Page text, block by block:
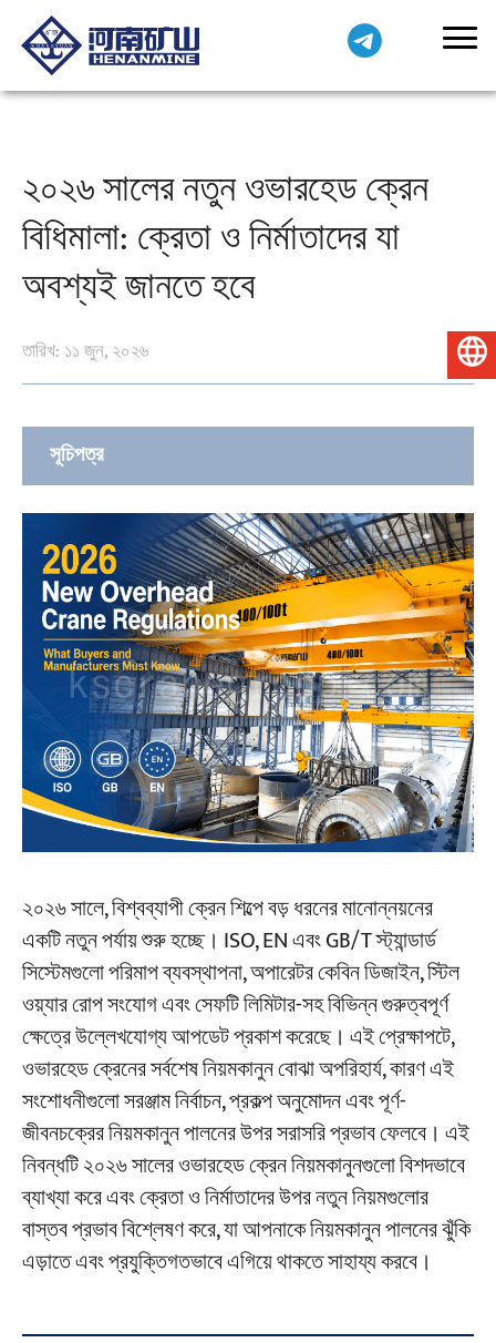
অ্যাপ্লিকেশন
আমাদের সম্পর্কে
যোগাযোগ করুন
২০২৬ সালের নতুন ওভারহেড ক্রেন
বিধিমালা: ক্রেতা ও নির্মাতাদের যা
অবশ্যই জানতে হবে
তারিখ: ১১ জুন, ২০২৬
সূচিপত্র
আইএসও ১০০১২:২০২৬ — গুণমান ব্যবস্থাপনা — পরিমাপ
ব্যবস্থাপনা সিস্টেমের জন্য আবশ্যকীয় শর্তাবলী
II. চীনা জাতীয় মান (GB/T)
জিবি/টি ২০৩০৩.৪—২০২৫ — ক্রেন — অপারেটর ক্যাব
এবং কন্ট্রোল স্টেশন
জিবি/টি ৫৯৭৩-২০২৬ — ক্রেনের জন্য তারের দড়ির প্রান্ত
সংযোগ
জিবি/টি ২৪৮১০.১-২০২৬ — ক্রেন — লিমিটার এবং
ইন্ডিকেটর
III. ইউরোপীয় মান (EN)
EN 13001-3-5:2025 — ক্রেন — সাধারণ নকশা —
ফোরজড এবং কাস্ট স্টিলের হুকের সীমাবদ্ধ অবস্থা এবং
উপযুক্ততার প্রমাণ
নতুন মানদণ্ডের সম্মুখীন হয়ে, একজন নির্ভরযোগ্য কমপ্লায়েন্স
পার্টনার বেছে নিন।
আপনার ক্রেন উৎপাদন অংশীদার হিসেবে কুয়াংশানক্রেনকে
কেন বেছে নেবেন?
নিজস্ব কারখানা, বিশ্বনেতা
বাস্তব প্রকল্পের অভিজ্ঞতা
২০২৬ সালে, বিশ্বব্যাপী ক্রেন শিল্পে বড় ধরনের মানোন্নয়নের
একটি নতুন পর্যায় শুরু হচ্ছে। ISO, EN এবং GB/T স্ট্যান্ডার্ড
সিস্টেমগুলো পরিমাপ ব্যবস্থাপনা, অপারেটর কেবিন ডিজাইন, স্টিল
ওয়্যার রোপ সংযোগ এবং সেফটি লিমিটার-সহ বিভিন্ন গুরুত্বপূর্ণ
ক্ষেত্রে উল্লেখযোগ্য আপডেট প্রকাশ করেছে। এই প্রেক্ষাপটে,
ওভারহেড ক্রেনের সর্বশেষ নিয়মকানুন বোঝা অপরিহার্য, কারণ এই
সংশোধনীগুলো সরঞ্জাম নির্বাচন, প্রকল্প অনুমোদন এবং পূর্ণ-
জীবনচক্রের নিয়মকানুন পালনের উপর সরাসরি প্রভাব ফেলবে। এই
নিবন্ধটি ২০২৬ সালের ওভারহেড ক্রেন নিয়মকানুনগুলো বিশদভাবে
ব্যাখ্যা করে এবং ক্রেতা ও নির্মাতাদের উপর নতুন নিয়মগুলোর
বাস্তব প্রভাব বিশ্লেষণ করে, যা আপনাকে নিয়মকানুন পালনের ঝুঁকি
এড়াতে এবং প্রযুক্তিগতভাবে এগিয়ে থাকতে সাহায্য করবে।
বাংলা